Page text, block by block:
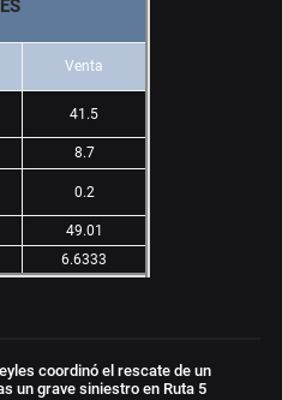
Venta
41.5
8.7
0.2
49.01
6.6333
coordinó el rescate de un
un grave siniestro en Ruta 5